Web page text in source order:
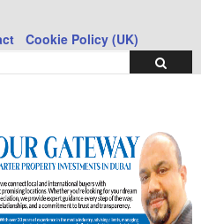
Cookie Policy (UK)